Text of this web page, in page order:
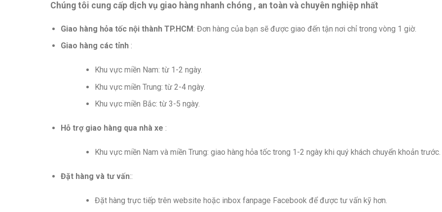
Chúng tôi cung cấp dịch vụ giao hàng nhanh chóng , an toàn và chuyên nghiệp nhất
Giao hàng hỏa tốc nội thành TP.HCM: Đơn hàng của bạn sẽ được giao đến tận nơi chỉ trong vòng 1 giờ.
Giao hàng các tỉnh :
Khu vực miền Nam: từ 1-2 ngày.
Khu vực miền Trung: từ 2-4 ngày.
Khu vực miền Bắc: từ 3-5 ngày.
Hỗ trợ giao hàng qua nhà xe :
Khu vực miền Nam và miền Trung: giao hàng hỏa tốc trong 1-2 ngày khi quý khách chuyển khoản trước.
Đặt hàng và tư vấn::
Đặt hàng trực tiếp trên website hoặc inbox fanpage Facebook để được tư vấn kỹ hơn.